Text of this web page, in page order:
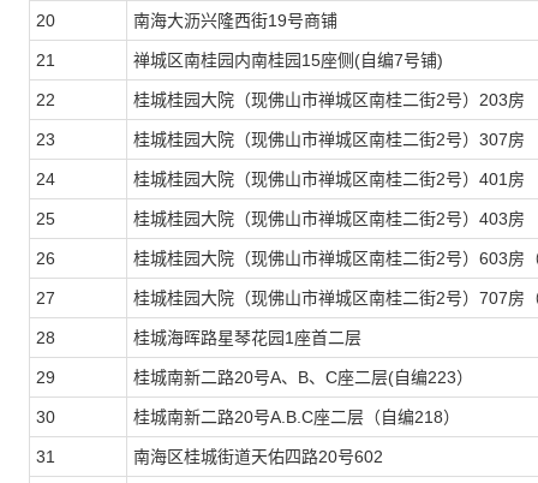
20 南海大沥兴隆西街19号商铺
21 禅城区南桂园内南桂园15座侧(自编7号铺)
22 桂城桂园大院（现佛山市禅城区南桂二街2号）203房
23 桂城桂园大院（现佛山市禅城区南桂二街2号）307房
24 桂城桂园大院（现佛山市禅城区南桂二街2号）401房
25 桂城桂园大院（现佛山市禅城区南桂二街2号）403房
26 桂城桂园大院（现佛山市禅城区南桂二街2号）603房
27 桂城桂园大院（现佛山市禅城区南桂二街2号）707房
28 桂城海晖路星琴花园1座首二层
29 桂城南新二路20号A、B、C座二层(自编223）
30 桂城南新二路20号A.B.C座二层（自编218）
31 南海区桂城街道天佑四路20号602